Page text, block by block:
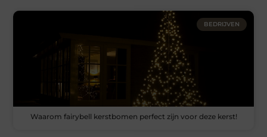
BEDRIJVEN
Waarom fairybell kerstbomen perfect zijn voor deze kerst!